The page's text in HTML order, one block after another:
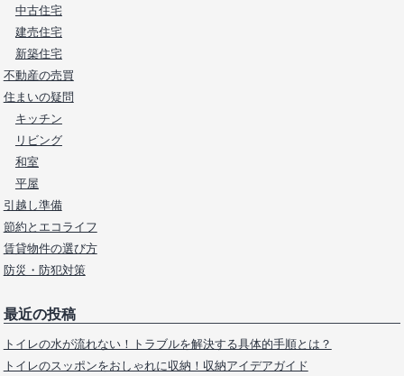
中古住宅
建売住宅
新築住宅
不動産の売買
住まいの疑問
キッチン
リビング
和室
平屋
引越し準備
節約とエコライフ
賃貸物件の選び方
防災・防犯対策
最近の投稿
トイレの水が流れない！トラブルを解決する具体的手順とは？
トイレのスッポンをおしゃれに収納！収納アイデアガイド